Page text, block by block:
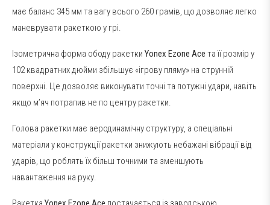
має баланс 345 мм та вагу всього 260 грамів, що дозволяє легко
маневрувати ракеткою у грі.
Ізометрична форма ободу ракетки Yonex Ezone Ace та її розмір у
102 квадратних дюйми збільшує «ігрову пляму» на струнній
поверхні. Це дозволяє виконувати точні та потужні удари, навіть
якщо м’яч потрапив не по центру ракетки.
Голова ракетки має аеродинамічну структуру, а спеціальні
матеріали у конструкції ракетки знижують небажані вібрації від
ударів, що роблять їх більш точними та зменшують
навантаження на руку.